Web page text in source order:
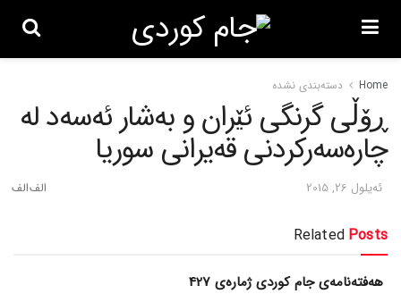
Home دسته‌بندی نشده
ڕۆڵی گرنگی ئێران و به‌شار ئه‌سه‌د له‌
چاره‌سه‌رکردنی قه‌یرانی سوریا
ئه‌یلول 26, 2015
Related Posts
هەفتەنامەی جام کوردی ژمارەی 427